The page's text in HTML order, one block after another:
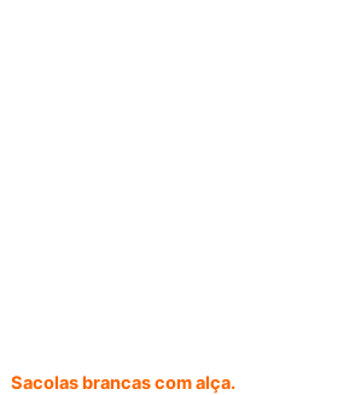
Sacolas brancas com alça.